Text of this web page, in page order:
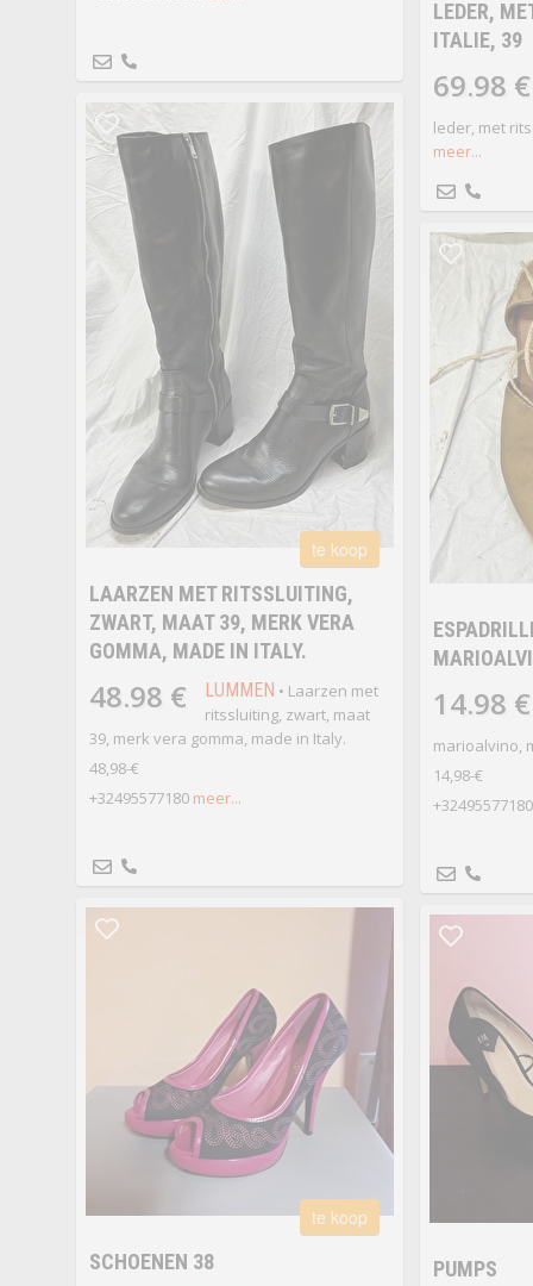
LEDER,
ITALIE, 39
69.98 €
leder, met
meer...
te koop
LAARZEN MET RITSSLUITING,
ZWART, MAAT 39, MERK VERA
GOMMA, MADE IN ITALY.
48.98 € LUMMEN • Laarzen met
ritssluiting, zwart, maat
39, merk vera gomma, made in Italy.
48,98-€
+32495577180 meer...
14.98 €
marioalvino,
14,98-€
+32495577180
te koop
SCHOENEN 38 PUMPS